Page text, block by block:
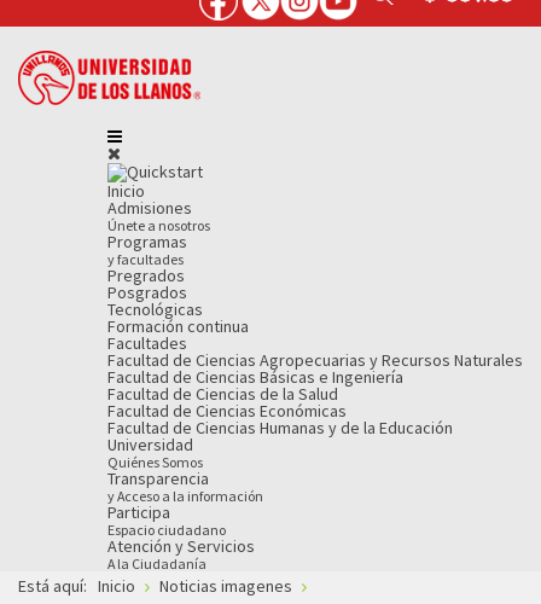
Inicio
Admisiones
Únete a nosotros
Programas
y facultades
Pregrados
Posgrados
Tecnológicas
Formación continua
Facultades
Facultad de Ciencias Agropecuarias y Recursos Naturales
Facultad de Ciencias Básicas e Ingeniería
Facultad de Ciencias de la Salud
Facultad de Ciencias Económicas
Facultad de Ciencias Humanas y de la Educación
Universidad
Quiénes Somos
Transparencia
y Acceso a la información
Participa
Espacio ciudadano
Atención y Servicios
A la Ciudadanía
Está aquí: Inicio
Noticias imagenes